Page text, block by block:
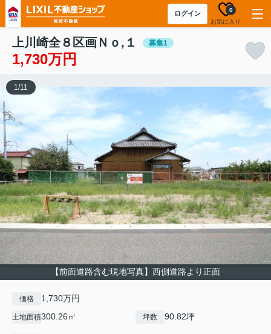
ログイン
お気に入り
0
上川崎全８区画Ｎｏ,１ 募集1
1,730万円
【前面道路含む現地写真】西側道路より正面
1/11
価格 1,730万円
土地面積300.26㎡ 坪数 90.82坪